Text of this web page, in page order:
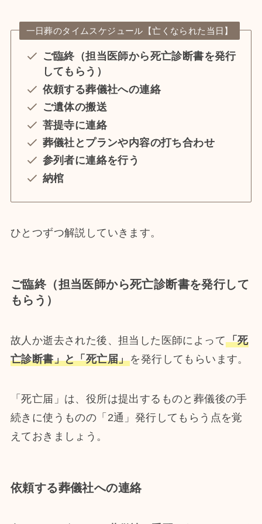
一日葬のタイムスケジュール【亡くなられた当日】
ご臨終（担当医師から死亡診断書を発行
してもらう）
依頼する葬儀社への連絡
ご遺体の搬送
菩提寺に連絡
葬儀社とプランや内容の打ち合わせ
参列者に連絡を行う
納棺
ひとつずつ解説していきます。
ご臨終（担当医師から死亡診断書を発行して
もらう）
故人か逝去された後、担当した医師によって「死
亡診断書」と「死亡届」を発行してもらいます。
「死亡届」は、役所は提出するものと葬儀後の手
続きに使うものの「2通」発行してもらう点を覚
えておきましょう。
依頼する葬儀社への連絡